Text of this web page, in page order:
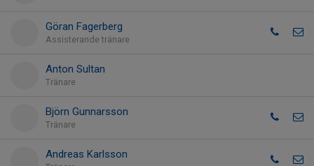
Göran Fagerberg
Assisterande tränare
Anton Sultan
Tränare
Björn Gunnarsson
Tränare
Andreas Karlsson